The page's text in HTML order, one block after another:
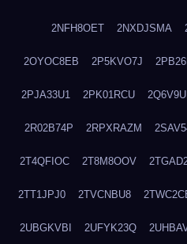
2NFH8OET 2NXDJSMA
2OYOC8EB 2P5KVO7J
2PJA33U1 2PK01RCU
2R02B74P 2RPXRAZM
2T4QFIOC 2T8M8OOV
2TT1JPJ0 2TVCNBU8
2UBGKVBI 2UFYK23Q